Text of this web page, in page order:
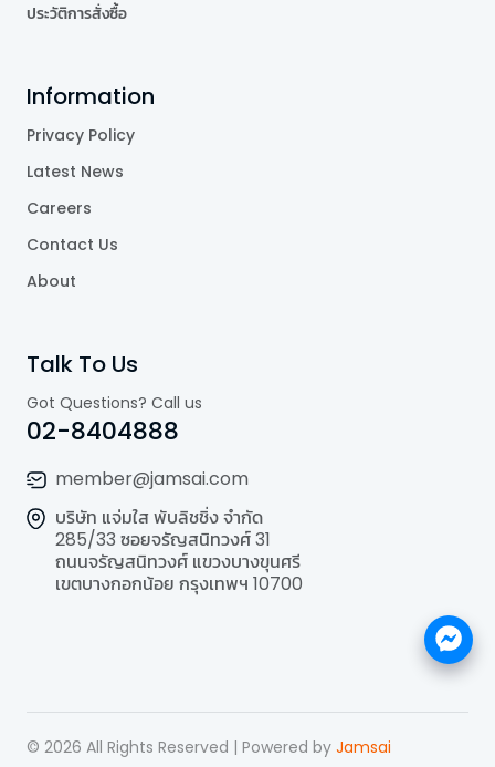
ประวัติการสั่งซื้อ
Information
Privacy Policy
Latest News
Careers
Contact Us
About
Talk To Us
Got Questions? Call us
02-8404888
member@jamsai.com
บริษัท แจ่มใส พับลิชชิ่ง จำกัด
285/33 ซอยจรัญสนิทวงศ์ 31
ถนนจรัญสนิทวงศ์ แขวงบางขุนศรี
เขตบางกอกน้อย กรุงเทพฯ 10700
© 2026 All Rights Reserved | Powered by Jamsai